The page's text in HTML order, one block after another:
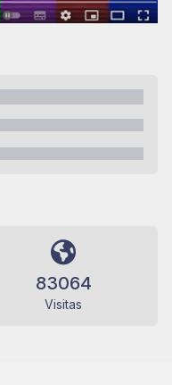
83064
Visitas